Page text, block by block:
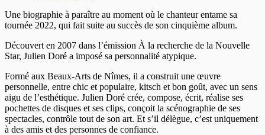
Une biographie à paraître au moment où le chanteur entame sa
tournée 2022, qui fait suite au succès de son cinquième album.
Découvert en 2007 dans l’émission À la recherche de la Nouvelle
Star, Julien Doré a imposé sa personnalité atypique.
Formé aux Beaux-Arts de Nîmes, il a construit une œuvre
personnelle, entre chic et populaire, kitsch et bon goût, avec un sens
aigu de l’esthétique. Julien Doré crée, compose, écrit, réalise ses
pochettes de disques et ses clips, conçoit la scénographie de ses
spectacles, contrôle tout de son art. Et s’il délègue, c’est uniquement
à des amis et des personnes de confiance.